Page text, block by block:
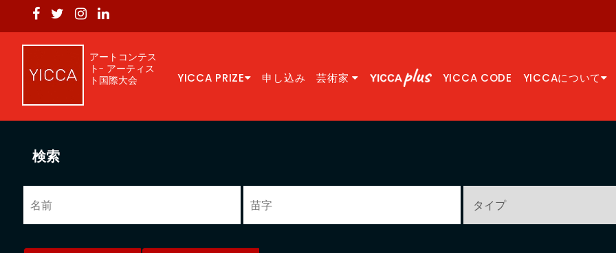
アートコンテス
ト- アーティス
ト国際大会
YICCA PRIZE 申し込み 芸術家 YICCA CODE YICCAについて
検索